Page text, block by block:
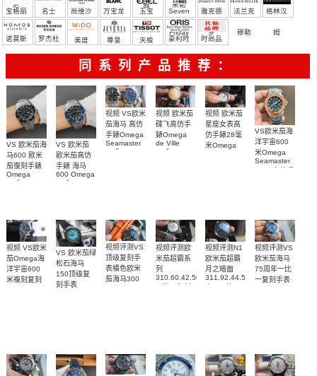
尼 雅 米勒
宝格丽 名士 尚维沙 万宝龙 玉宝 Seven
Friday
雅克德
罗
法兰克
穆勒
格林汉
姆
诺莫斯
罗杰杜 美度 尊皇 天梭 豪利时 时尚品
牌/原单
同系列产品推荐：
VS 欧米茄海
马600 歐米
茄復刻手錶
Omega
replica
VS 欧米茄
歐米茄高仿
手錶 海马
600 Omega
replica
视频 VS欧米
茄海马 高仿
手錶Omega
Seamaster
replica
视频 欧米茄
碟飞高仿手
錶Omega
de Ville
replica
视频 欧米茄
星座女表高
仿手錶28毫
米Omega
VS欧米茄海
洋宇宙600
米Omega
Seamaster
视频 VS欧米
茄Omega海
洋宇宙600
米複刻复刻
VS 欧米茄绿
松石海马
150顶级复
刻手表
视频评测VS
顶级复刻手
表橘色欧米
茄海马300
视频评测欧
米茄超霸系
列
310.60.42.50.02.001
视频评测N1
欧米茄超霸
月之暗面
311.92.44.51.01.005
视频评测VS
欧米茄海马
75周年一比
一复刻手表